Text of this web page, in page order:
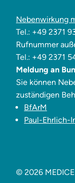
Nebenwirkung
Tel.: +49 2371
Rufnummer
Tel.: +49 2371
Meldung an
Sie können
zuständigen
BfArM
Paul-Ehrlich-
© 2026